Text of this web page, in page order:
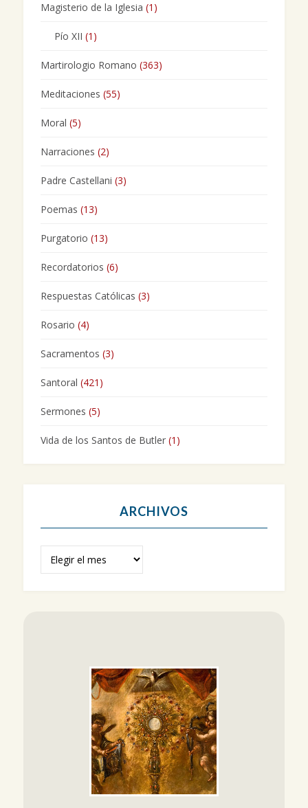
Magisterio de la Iglesia (1)
Pío XII (1)
Martirologio Romano (363)
Meditaciones (55)
Moral (5)
Narraciones (2)
Padre Castellani (3)
Poemas (13)
Purgatorio (13)
Recordatorios (6)
Respuestas Católicas (3)
Rosario (4)
Sacramentos (3)
Santoral (421)
Sermones (5)
Vida de los Santos de Butler(1)
ARCHIVOS